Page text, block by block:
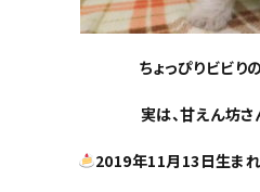
ちょっぴりビビりの
実は、甘えん坊さ
2019年11月13日生まれ